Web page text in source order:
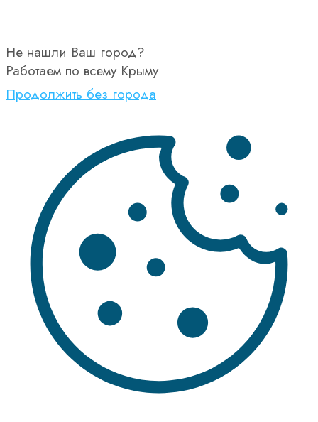
Не нашли Ваш город?
Работаем по всему Крыму
Продолжить без города